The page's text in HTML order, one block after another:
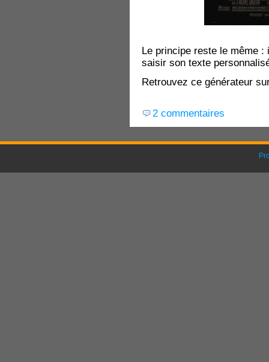
Le principe reste le même
saisir son texte
Retrouvez ce générateur
2 commentaires